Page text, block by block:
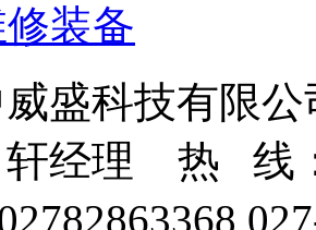
装备
盛科技有限公
轩经理 热 线